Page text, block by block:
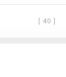
[ 40 ]